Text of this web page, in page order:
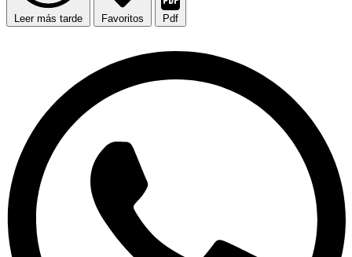
Leer más tarde Favoritos Pdf